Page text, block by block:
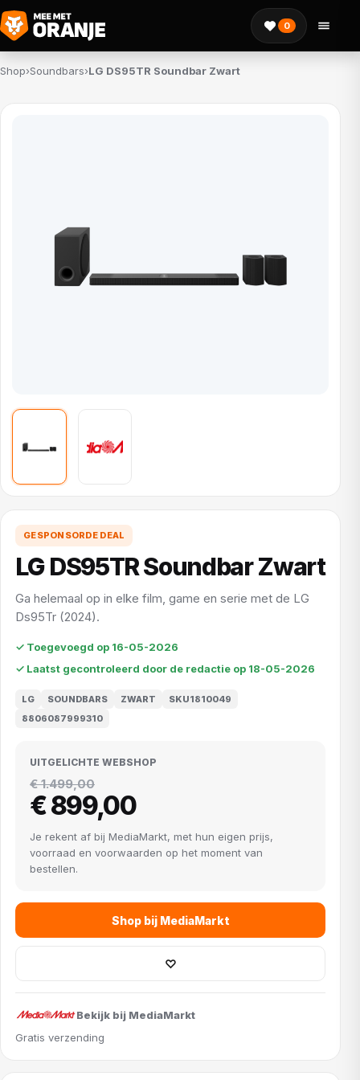
0
Shop›Soundbars›LG DS95TR Soundbar Zwart
GESPONSORDE DEAL
LG DS95TR Soundbar Zwart
Ga helemaal op in elke film, game en serie met de LG
Ds95Tr (2024).
✓ Toegevoegd op 16-05-2026
✓ Laatst gecontroleerd door de redactie op 18-05-2026
LG SOUNDBARS ZWART
SKU1810049
8806087999310
UITGELICHTE WEBSHOP
€ 1.499,00
€ 899,00
Je rekent af bij MediaMarkt, met hun eigen prijs,
voorraad en voorwaarden op het moment van
bestellen.
Shop bij MediaMarkt
♡
Bekijk bij MediaMarkt
Gratis verzending